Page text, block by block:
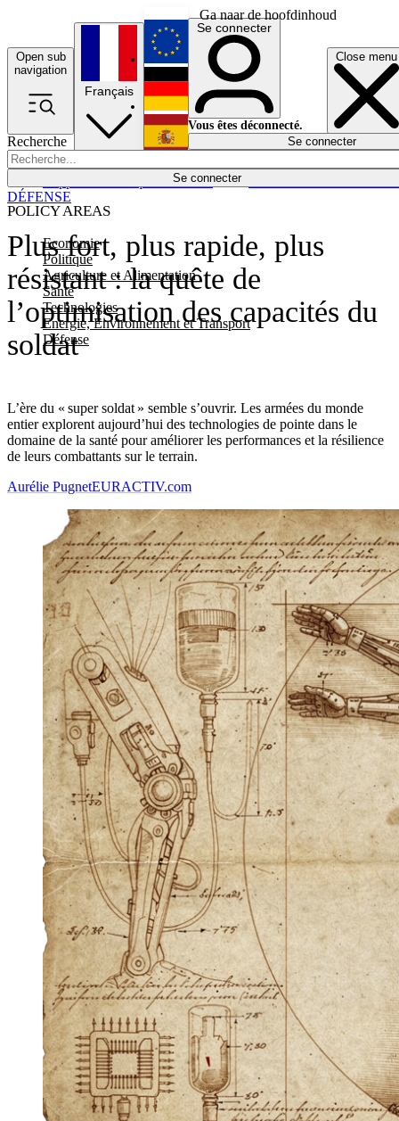
Ga naar de hoofdinhoud
Open sub
navigation
Close menu
Recherche
Se connecter
POLICY AREAS
Economie
Politique
Agriculture et Alimentation
Santé
Technologies
Energie, Environnement et Transport
Défense
Économie
Français
English
Deutsch
Español
Se connecter
Vous êtes déconnecté.
Se connecter
Plus fort, plus rapide, plus
résistant : la quête de
l’optimisation des capacités du
soldat
L’ère du « super soldat » semble s’ouvrir. Les armées du monde
entier explorent aujourd’hui des technologies de pointe dans le
domaine de la santé pour améliorer les performances et la résilience
de leurs combattants sur le terrain.
DÉFENSE
Aurélie PugnetEURACTIV.com